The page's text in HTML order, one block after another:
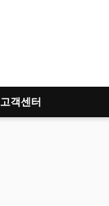
고객센터